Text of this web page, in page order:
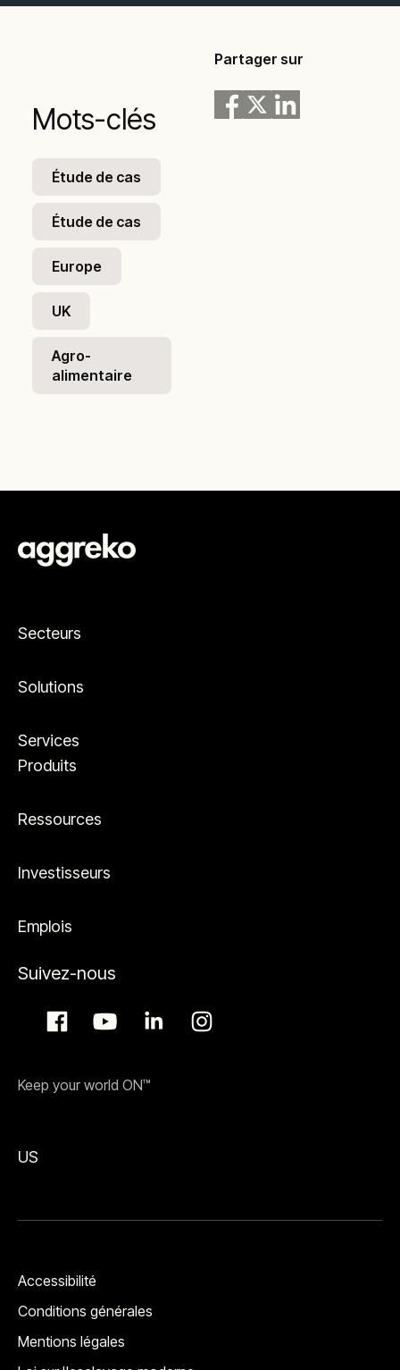
Mots-clés
Étude de cas
Étude de cas
Europe
UK
Agro-
alimentaire
Partager sur
Secteurs
Solutions
Services
Produits
Ressources
Investisseurs
Emplois
Suivez-nous
Keep your world ON™
US
Accessibilité
Conditions générales
Mentions légales